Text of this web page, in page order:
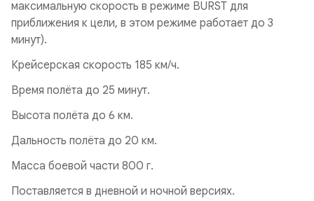
максимальную скорость в режиме BURST для
приближения к цели, в этом режиме работает до 3
минут).
Крейсерская скорость 185 км/ч.
Время полёта до 25 минут.
Высота полёта до 6 км.
Дальность полёта до 20 км.
Масса боевой части 800 г.
Поставляется в дневной и ночной версиях.